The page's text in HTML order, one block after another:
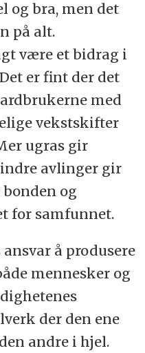
og bra, men det
på alt.
være et bidrag i
er fint der det
med
vekstskifter
ugras gir
avlinger gir
og
for samfunnet.
ansvar å produsere
mennesker og
der den ene
andre i hjel.